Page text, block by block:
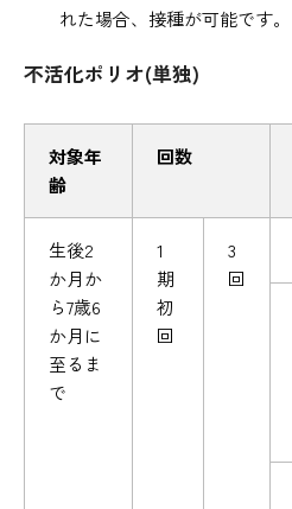
れた場合、接種が可能です。
不活化ポリオ(単独)
対象年
齢
回数
生後2
か月か
ら7歳6
か月に
至るま
で
1
期
初
回
3
回